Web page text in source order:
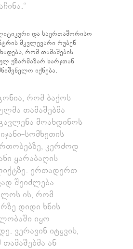
და საერთაშორისო
მკვლევარი რუბენ
რომ თამაშების
უზარმაზარ ხარჯთან
იქნება.
რომ ბაქოს
თამაშებმა
მოახდინოს
სომხეთის
კერძოდ
ყარაბაღის
ერთადერთ
შეიძლება
ის, რომ
დიდი ხნის
იყო
ვერავინ იტყვის,
ან